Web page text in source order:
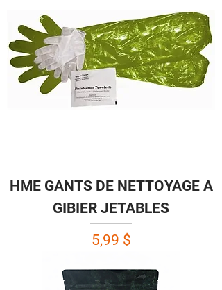
HME GANTS DE NETTOYAGE A
GIBIER JETABLES
Prix
5,99 $